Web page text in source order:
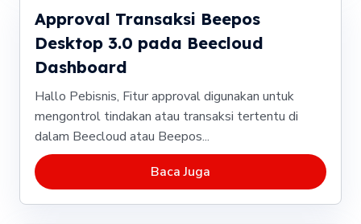
Approval Transaksi Beepos
Desktop 3.0 pada Beecloud
Dashboard
Hallo Pebisnis, Fitur approval digunakan untuk
mengontrol tindakan atau transaksi tertentu di
dalam Beecloud atau Beepos...
Baca Juga